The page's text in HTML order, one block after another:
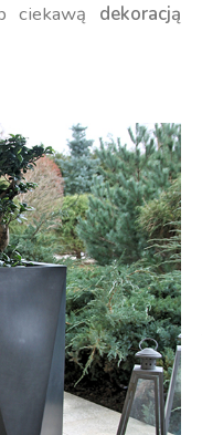
ciekawą dekoracją